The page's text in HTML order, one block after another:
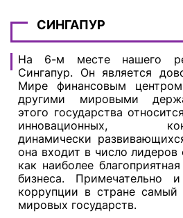
СИНГАПУР
На 6-м месте нашего
Сингапур. Он является
Мире финансовым
другими мировыми
этого государства
инновационных,
динамически
она входит в число лидеров
как наиболее
бизнеса. Примечательно
коррупции в стране самый
мировых государств.